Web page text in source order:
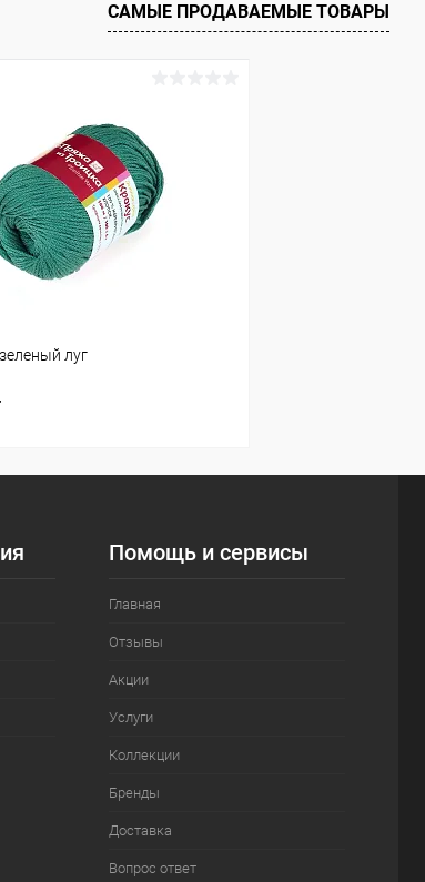
САМЫЕ ПРОДАВАЕМЫЕ ТОВАРЫ
луг
Помощь и сервисы
Главная
Отзывы
Акции
Услуги
Коллекции
Бренды
Доставка
Вопрос ответ